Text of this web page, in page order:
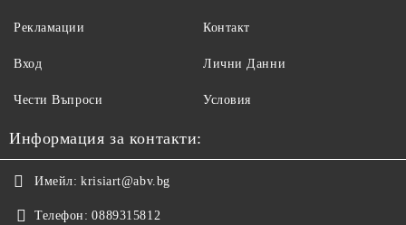
Рекламации
Вход
Чести Въпроси
Контакт
Лични Данни
Условия
Информация за контакти:
Имейл: krisiart@abv.bg
Телефон: 0889315812